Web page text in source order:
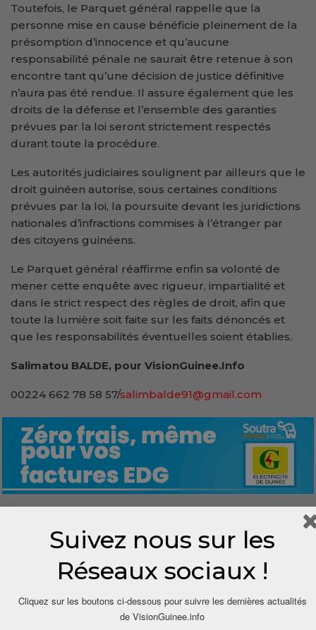
Toutefois, le Parquet général rappelle que la
personne mise en cause bénéficie pleinement de la
présomption d’innocence et qu’aucune
responsabilité pénale ne saurait être retenue à son
encontre tant qu’une décision de justice définitive
n’aura pas été rendue. Il assure également que les
droits de la défense et l’ensemble des garanties
prévues par la loi seront strictement respectés
durant toute la procédure.
Les autorités judiciaires soulignent par ailleurs que le
droit guinéen autorise, sous certaines conditions
prévues par la loi, la poursuite devant les juridictions
nationales d’infractions commises à l’étranger par
des citoyens guinéens.
Le Parquet général réaffirme enfin sa volonté de
mener cette enquête avec rigueur, impartialité et
dans le strict respect des règles de droit, afin que
toute la lumière soit faite sur les faits dénoncés et
que les responsabilités éventuelles soient établies.
Salimatou BALDE, pour VisionGuinee.Info
00224 662 78 58 57/salimbalde91@gmail.com
Share
Suivez nous sur les
Réseaux sociaux !
Cliquez sur les boutons ci-dessous pour suivre les dernières actualités
de VisionGuinee.info